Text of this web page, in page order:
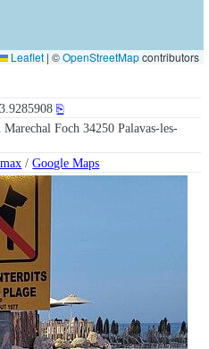
⎘
Marechal Foch 34250 Palavas-les-
/Google Maps
Leaflet | ©OpenStreetMapcontributors